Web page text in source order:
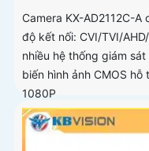
Camera KX-AD2112C-
độ kết nối: CVI/TVI/
nhiều hệ thống giám
biến hình ảnh CMOS
1080P